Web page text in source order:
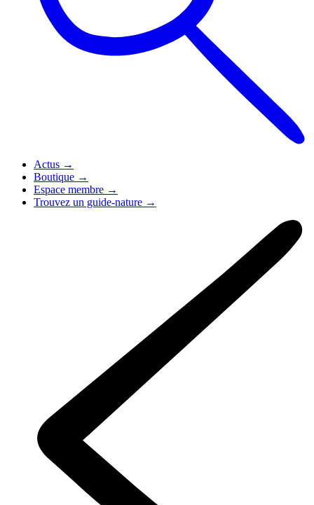
Actus →
Boutique →
Espace membre →
Trouvez un guide-nature →